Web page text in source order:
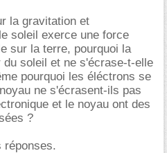
la gravitation et
soleil exerce une force
sur la terre, pourquoi la
soleil et ne s'écrase-t-elle
pourquoi les éléctrons se
ne s'écrasent-ils pas
et le noyau ont des
?
réponses.